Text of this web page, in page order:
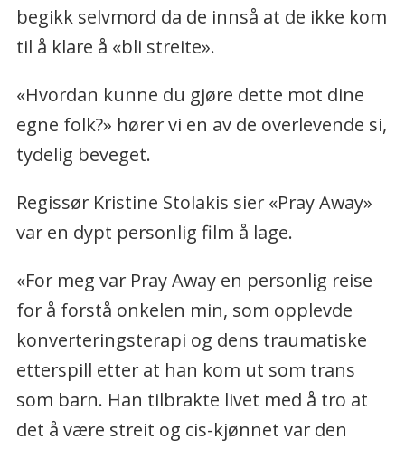
begikk selvmord da de innså at de ikke kom
til å klare å «bli streite».
«Hvordan kunne du gjøre dette mot dine
egne folk?» hører vi en av de overlevende si,
tydelig beveget.
Regissør Kristine Stolakis sier «Pray Away»
var en dypt personlig film å lage.
«For meg var Pray Away en personlig reise
for å forstå onkelen min, som opplevde
konverteringsterapi og dens traumatiske
etterspill etter at han kom ut som trans
som barn. Han tilbrakte livet med å tro at
det å være streit og cis-kjønnet var den